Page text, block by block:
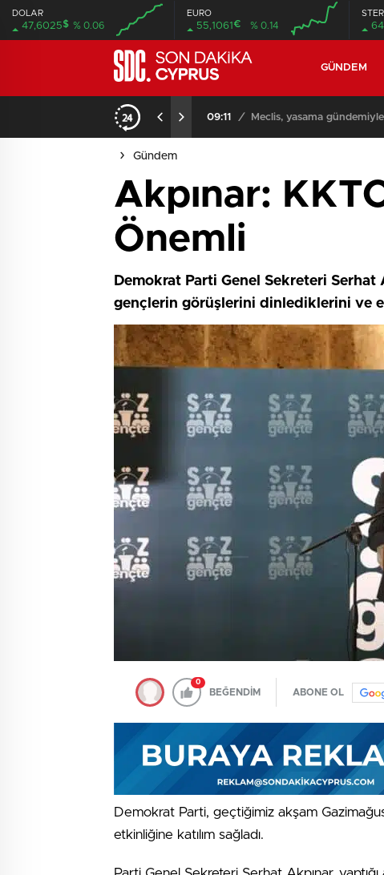
DOLAR
47,6025$ % 0.06
EURO
55,1061€ % 0.14
GÜNDEM
09:11 / Meclis, yasama
Gündem
Akpınar:
Önemli
Demokrat Parti Genel Sekreteri
gençlerin görüşlerini dinlediklerini ve
0
BEĞENDİM ABONE OL
Demokrat Parti, geçtiğimiz akşam
etkinliğine katılım sağladı.